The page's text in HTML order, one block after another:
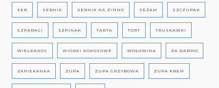
SER SERNIK SERNIK NA ZIMNO SEZAM SZCZUPAK
SZPARAGI SZPINAK TARTA TORT TRUSKAWKI
WIELKANOC WIÓRKI KOKOSOWE WOŁOWINA ZA DARMO
ZAPIEKANKA ZUPA ZUPA GRZYBOWA ZUPA KREM